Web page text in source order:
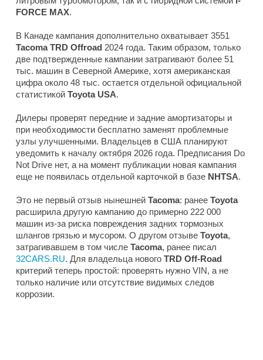
FORCE MAX.
В Канаде кампания дополнительно охватывает 3551
Tacoma TRD Offroad 2024 года. Таким образом, только
две подтвержденные кампании затрагивают более 51
тыс. машин в Северной Америке, хотя американская
цифра около 48 тыс. остается отдельной официальной
статистикой Toyota USA.
Дилеры проверят передние и задние амортизаторы и
при необходимости бесплатно заменят проблемные
узлы улучшенными. Владельцев в США планируют
уведомить к началу октября 2026 года. Предписания Do
Not Drive нет, а на момент публикации новая кампания
еще не появилась отдельной карточкой в базе NHTSA.
Это не первый отзыв нынешней Tacoma: ранее Toyota
расширила другую кампанию до примерно 222 000
машин из-за риска повреждения задних тормозных
шлангов грязью и мусором. О другом отзыве Toyota,
затрагивавшем в том числе Tacoma, ранее писал
32CARS.RU. Для владельца нового TRD Off-Road
критерий теперь простой: проверять нужно VIN, а не
только наличие или отсутствие видимых следов
коррозии.